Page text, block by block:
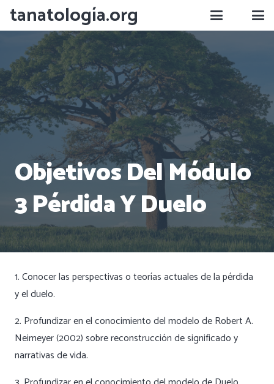
tanatología.org
Objetivos Del Módulo
3 Pérdida Y Duelo
1. Conocer las perspectivas o teorías actuales de la pérdida
y el duelo.
2. Profundizar en el conocimiento del modelo de Robert A.
Neimeyer (2002) sobre reconstrucción de significado y
narrativas de vida.